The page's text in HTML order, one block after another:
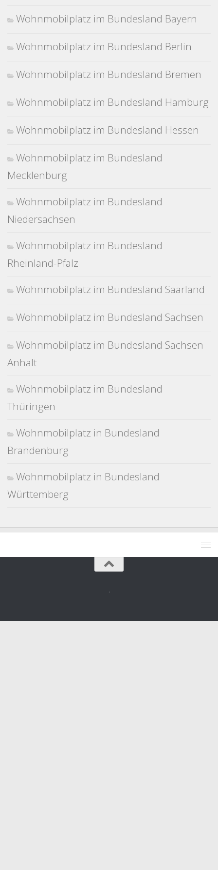
Wohnmobilplatz im Bundesland Bayern
Wohnmobilplatz im Bundesland Berlin
Wohnmobilplatz im Bundesland Bremen
Wohnmobilplatz im Bundesland Hamburg
Wohnmobilplatz im Bundesland Hessen
Wohnmobilplatz im Bundesland
Mecklenburg
Wohnmobilplatz im Bundesland
Niedersachsen
Wohnmobilplatz im Bundesland
Rheinland-Pfalz
Wohnmobilplatz im Bundesland Saarland
Wohnmobilplatz im Bundesland Sachsen
Wohnmobilplatz im Bundesland Sachsen-
Anhalt
Wohnmobilplatz im Bundesland
Thüringen
Wohnmobilplatz in Bundesland
Brandenburg
Wohnmobilplatz in Bundesland
Württemberg
.